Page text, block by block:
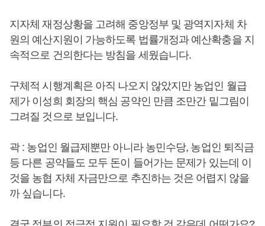
지자체 재정상황을 고려해 중앙정부 및 광역지자체 차
원의 예산지원이 가능하도록 법률개정과 예산확충을 지
속적으로 건의한다는 방침을 세웠습니다.
구체적 시행계획은 아직 나오지 않았지만 농업인 월급
제가 이성희 회장의 핵심 공약인 만큼 조만간 밑그림이
그려질 것으로 보입니다.
곽 : 농업인 월급제뿐만 아니라 농민수당, 농업인 퇴직금
등 다른 공약들도 모두 돈이 들어가는 문제가 있는데 이
것을 농협 자체 자금만으로 추진하는 것은 어렵지 않을
까 싶습니다.